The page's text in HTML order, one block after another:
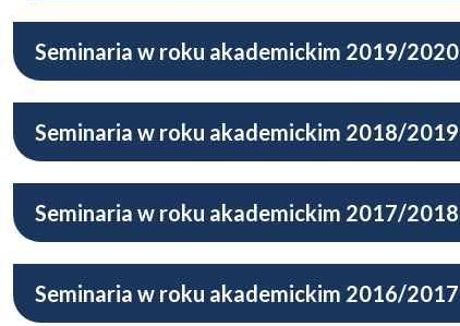
Seminaria w roku akademickim 2019/2020
Seminaria w roku akademickim 2018/2019
Seminaria w roku akademickim 2017/2018
Seminaria w roku akademickim 2016/2017